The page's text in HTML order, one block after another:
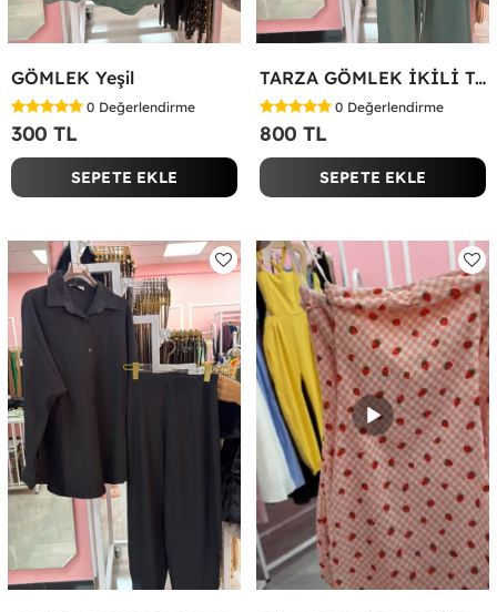
GÖMLEK Yeşil
0 Değerlendirme
300 TL
SEPETE EKLE
TARZA GÖMLEK İKİLİ TAKIM KOT KUMAŞ Yeşil
0 Değerlendirme
800 TL
SEPETE EKLE